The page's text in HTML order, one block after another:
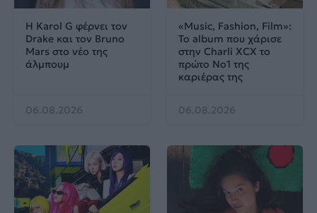
Η Karol G φέρνει τον
Drake και τον Bruno
Mars στο νέο της
άλμπουμ
06.08.2026
«Music, Fashion, Film»:
Το album που χάρισε
στην Charli XCX το
πρώτο No1 της
καριέρας της
06.08.2026